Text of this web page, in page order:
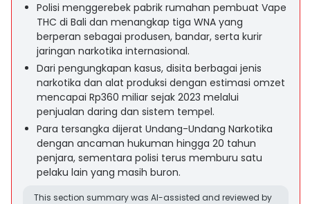
Polisi menggerebek pabrik rumahan pembuat Vape
THC di Bali dan menangkap tiga WNA yang
berperan sebagai produsen, bandar, serta kurir
jaringan narkotika internasional.
Dari pengungkapan kasus, disita berbagai jenis
narkotika dan alat produksi dengan estimasi omzet
mencapai Rp360 miliar sejak 2023 melalui
penjualan daring dan sistem tempel.
Para tersangka dijerat Undang-Undang Narkotika
dengan ancaman hukuman hingga 20 tahun
penjara, sementara polisi terus memburu satu
pelaku lain yang masih buron.
This section summary was AI-assisted and reviewed by